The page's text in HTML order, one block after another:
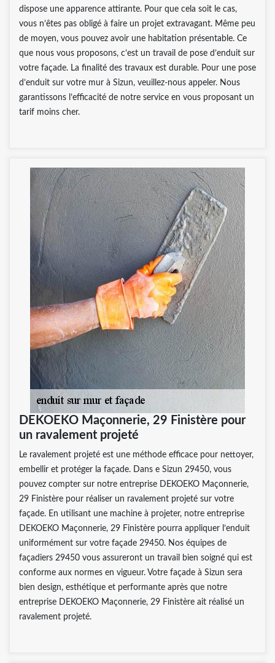
dispose une apparence attirante. Pour que cela soit le cas,
vous n’êtes pas obligé à faire un projet extravagant. Même peu
de moyen, vous pouvez avoir une habitation présentable. Ce
que nous vous proposons, c’est un travail de pose d’enduit sur
votre façade. La finalité des travaux est durable. Pour une pose
d’enduit sur votre mur à Sizun, veuillez-nous appeler. Nous
garantissons l’efficacité de notre service en vous proposant un
tarif moins cher.
DEKOEKO Maçonnerie, 29 Finistère pour
un ravalement projeté
Le ravalement projeté est une méthode efficace pour nettoyer,
embellir et protéger la façade. Dans e Sizun 29450, vous
pouvez compter sur notre entreprise DEKOEKO Maçonnerie,
29 Finistère pour réaliser un ravalement projeté sur votre
façade. En utilisant une machine à projeter, notre entreprise
DEKOEKO Maçonnerie, 29 Finistère pourra appliquer l’enduit
uniformément sur votre façade 29450. Nos équipes de
façadiers 29450 vous assureront un travail bien soigné qui est
conforme aux normes en vigueur. Votre façade à Sizun sera
bien design, esthétique et performante après que notre
entreprise DEKOEKO Maçonnerie, 29 Finistère ait réalisé un
ravalement projeté.